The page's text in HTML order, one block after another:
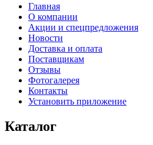
Главная
О компании
Акции и спецпредложения
Новости
Доставка и оплата
Поставщикам
Отзывы
Фотогалерея
Контакты
Установить приложение
Каталог